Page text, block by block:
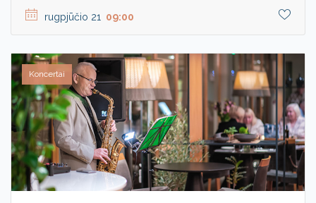
rugpjūčio 21 09:00
Koncertai